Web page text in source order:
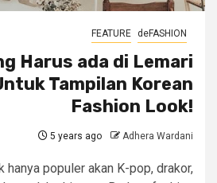
FEATURE deFASHION
Harus ada di Lemari
Tampilan Korean
Fashion Look!
5 years ago Adhera Wardani
hanya populer akan K-pop, drakor,